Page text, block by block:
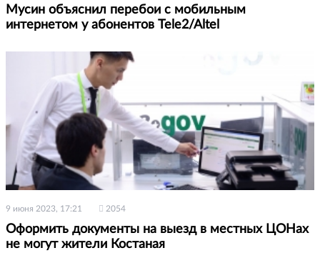
Мусин объяснил перебои с мобильным
интернетом у абонентов Tele2/Altel
9 июня 2023, 17:21 2054
Оформить документы на выезд в местных ЦОНах
не могут жители Костаная